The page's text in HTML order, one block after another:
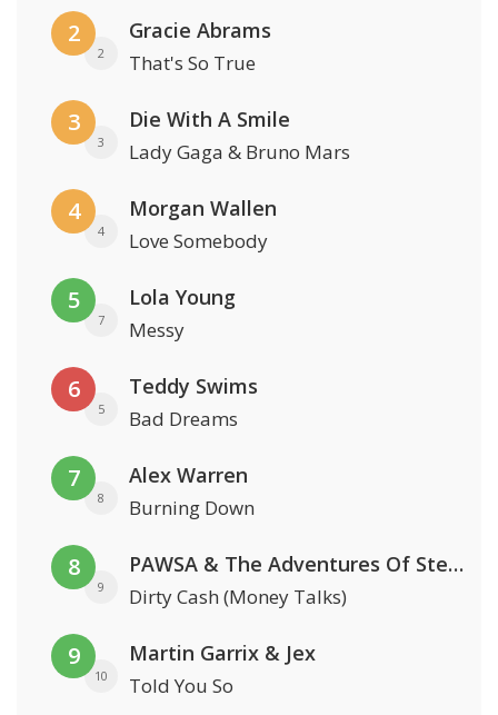
2
2
Gracie Abrams
That's So True
3
3
Die With A Smile
Lady Gaga & Bruno Mars
4
4
Morgan Wallen
Love Somebody
5
7
Lola Young
Messy
6
5
Teddy Swims
Bad Dreams
7
8
Alex Warren
Burning Down
8
9
PAWSA & The Adventures Of Stevie V
Dirty Cash (Money Talks)
9
10
Martin Garrix & Jex
Told You So